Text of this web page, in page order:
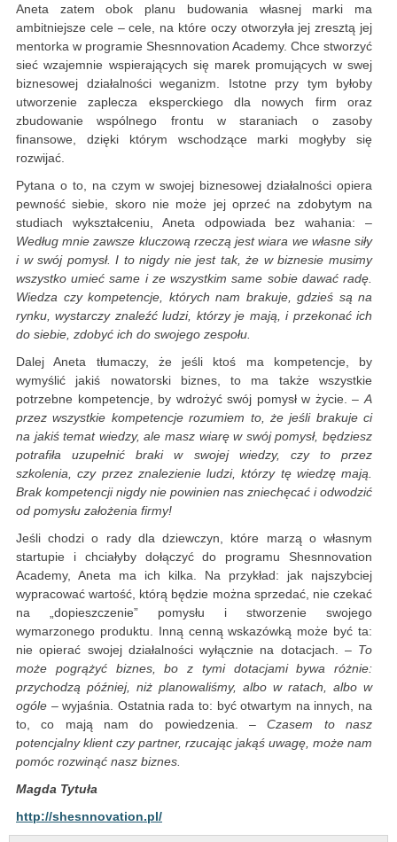
Aneta zatem obok planu budowania własnej marki ma
ambitniejsze cele – cele, na które oczy otworzyła jej zresztą jej
mentorka w programie Shesnnovation Academy. Chce stworzyć
sieć wzajemnie wspierających się marek promujących w swej
biznesowej działalności weganizm. Istotne przy tym byłoby
utworzenie zaplecza eksperckiego dla nowych firm oraz
zbudowanie wspólnego frontu w staraniach o zasoby
finansowe, dzięki którym wschodzące marki mogłyby się
rozwijać.
Pytana o to, na czym w swojej biznesowej działalności opiera
pewność siebie, skoro nie może jej oprzeć na zdobytym na
studiach wykształceniu, Aneta odpowiada bez wahania: –
Według mnie zawsze kluczową rzeczą jest wiara we własne siły
i w swój pomysł. I to nigdy nie jest tak, że w biznesie musimy
wszystko umieć same i ze wszystkim same sobie dawać radę.
Wiedza czy kompetencje, których nam brakuje, gdzieś są na
rynku, wystarczy znaleźć ludzi, którzy je mają, i przekonać ich
do siebie, zdobyć ich do swojego zespołu.
Dalej Aneta tłumaczy, że jeśli ktoś ma kompetencje, by
wymyślić jakiś nowatorski biznes, to ma także wszystkie
potrzebne kompetencje, by wdrożyć swój pomysł w życie. –A
przez wszystkie kompetencje rozumiem to, że jeśli brakuje ci
na jakiś temat wiedzy, ale masz wiarę w swój pomysł, będziesz
potrafiła uzupełnić braki w swojej wiedzy, czy to przez
szkolenia, czy przez znalezienie ludzi, którzy tę wiedzę mają.
Brak kompetencji nigdy nie powinien nas zniechęcać i odwodzić
od pomysłu założenia firmy!
Jeśli chodzi o rady dla dziewczyn, które marzą o własnym
startupie i chciałyby dołączyć do programu Shesnnovation
Academy, Aneta ma ich kilka. Na przykład: jak najszybciej
wypracować wartość, którą będzie można sprzedać, nie czekać
na „dopieszczenie” pomysłu i stworzenie swojego
wymarzonego produktu. Inną cenną wskazówką może być ta:
nie opierać swojej działalności wyłącznie na dotacjach. – To
może pogrążyć biznes, bo z tymi dotacjami bywa różnie:
przychodzą później, niż planowaliśmy, albo w ratach, albo w
ogóle – wyjaśnia. Ostatnia rada to: być otwartym na innych, na
to, co mają nam do powiedzenia. –Czasem to nasz
potencjalny klient czy partner, rzucając jakąś uwagę, może nam
pomóc rozwinąć nasz biznes.
Magda Tytuła
http://shesnnovation.pl/